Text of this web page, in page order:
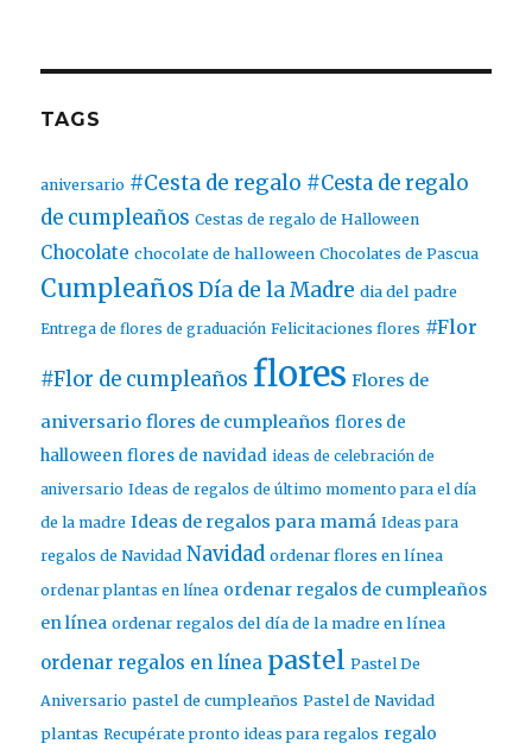
TAGS
aniversario #Cesta de regalo #Cesta de regalo
de cumpleaños Cestas de regalo de Halloween
Chocolate chocolate de halloween Chocolates de Pascua
Cumpleaños Día de la Madre dia del padre
Entrega de flores de graduación Felicitaciones flores #Flor
#Flor de cumpleaños flores Flores de
aniversario flores de cumpleaños flores de
halloween flores de navidad ideas de celebración de
aniversario Ideas de regalos de último momento para el día
de la madre Ideas de regalos para mamá Ideas para
regalos de Navidad Navidad ordenar flores en línea
ordenar plantas en línea ordenar regalos de cumpleaños
en línea ordenar regalos del día de la madre en línea
ordenar regalos en línea pastel Pastel De
Aniversario pastel de cumpleaños Pastel de Navidad
plantas Recupérate pronto ideas para regalos regalo